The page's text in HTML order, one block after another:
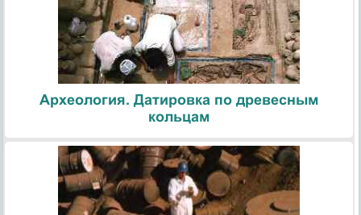
Археология. Датировка по древесным
кольцам